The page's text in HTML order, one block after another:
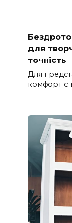
для
точність
Для
комфорт є